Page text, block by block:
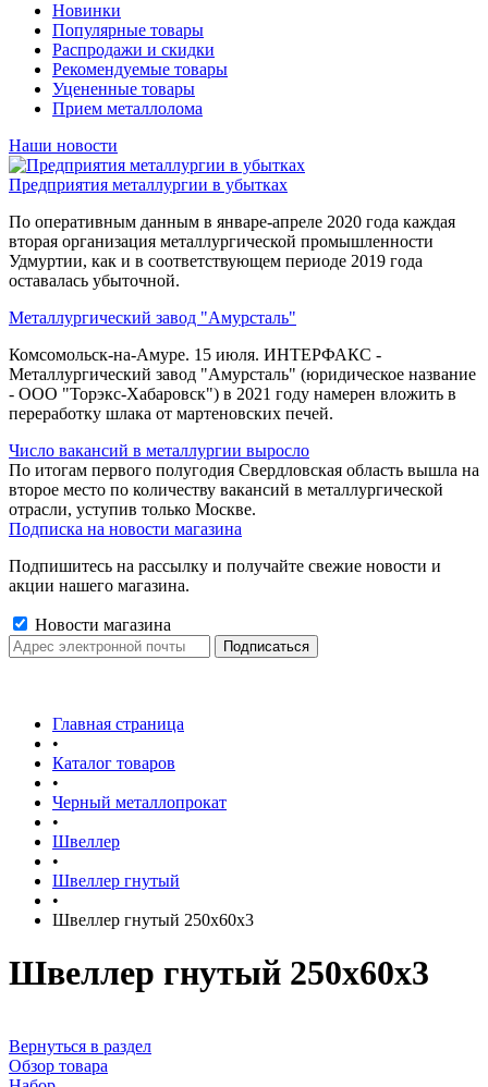
Новинки
Популярные товары
Распродажи и скидки
Рекомендуемые товары
Уцененные товары
Прием металлолома
Наши новости
Предприятия металлургии в убытках
По оперативным данным в январе-апреле 2020 года каждая
вторая организация металлургической промышленности
Удмуртии, как и в соответствующем периоде 2019 года
оставалась убыточной.
Металлургический завод "Амурсталь"
Комсомольск-на-Амуре. 15 июля. ИНТЕРФАКС -
Металлургический завод "Амурсталь" (юридическое название
- ООО "Торэкс-Хабаровск") в 2021 году намерен вложить в
переработку шлака от мартеновских печей.
Число вакансий в металлургии выросло
По итогам первого полугодия Свердловская область вышла на
второе место по количеству вакансий в металлургической
отрасли, уступив только Москве.
Подписка на новости магазина
Подпишитесь на рассылку и получайте свежие новости и
акции нашего магазина.
Новости магазина
Главная страница
•
Каталог товаров
•
Черный металлопрокат
•
Швеллер
•
Швеллер гнутый
•
Швеллер гнутый 250х60х3
Швеллер гнутый 250х60х3
Вернуться в раздел
Обзор товара